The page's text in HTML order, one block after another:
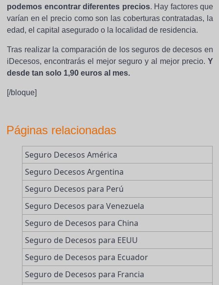
podemos encontrar diferentes precios. Hay factores que
varían en el precio como son las coberturas contratadas, la
edad, el capital asegurado o la localidad de residencia.
Tras realizar la comparación de los seguros de decesos en
iDecesos, encontrarás el mejor seguro y al mejor precio. Y
desde tan solo 1,90 euros al mes.
[/bloque]
Páginas relacionadas
Seguro Decesos América
Seguro Decesos Argentina
Seguro Decesos para Perú
Seguro Decesos para Venezuela
Seguro de Decesos para China
Seguro de Decesos para EEUU
Seguro de Decesos para Ecuador
Seguro de Decesos para Francia